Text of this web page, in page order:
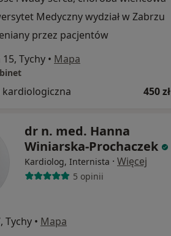
Medyczny wydział w Zabrzu
przez pacjentów
Tychy • Mapa
kardiologiczna 450 zł
dr n. med. Hanna
Winiarska-Prochaczek
Kardiolog, Internista · Więcej
5 opinii
Tychy • Mapa